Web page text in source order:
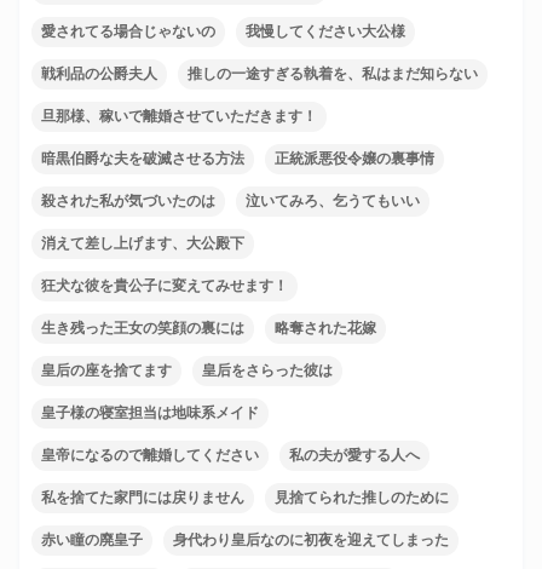
愛されてる場合じゃないの 我慢してください大公様
戦利品の公爵夫人 推しの一途すぎる執着を、私はまだ知らない
旦那様、稼いで離婚させていただきます！
暗黒伯爵な夫を破滅させる方法 正統派悪役令嬢の裏事情
殺された私が気づいたのは 泣いてみろ、乞うてもいい
消えて差し上げます、大公殿下
狂犬な彼を貴公子に変えてみせます！
生き残った王女の笑顔の裏には 略奪された花嫁
皇后の座を捨てます 皇后をさらった彼は
皇子様の寝室担当は地味系メイド
皇帝になるので離婚してください 私の夫が愛する人へ
私を捨てた家門には戻りません 見捨てられた推しのために
赤い瞳の廃皇子 身代わり皇后なのに初夜を迎えてしまった